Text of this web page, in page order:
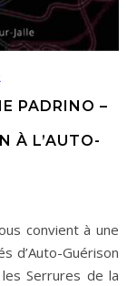
PADRINO –
À L’AUTO-
d’Auto-Guérison
Serrures de la